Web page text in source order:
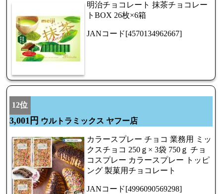
明治チョコレート 抹茶チョコレー
トBOX 26枚×6箱
JANコード[4570134962667]
12位
3,001円 ウルトラミックス ヤフー店
カラースプレー チョコ 業務用 ミッ
クスチョコ 250ｇ× 3袋 750ｇ チョ
コスプレー カラースプレー トッピ
ング 製菓用チョコレート
JANコード[4996090569298]